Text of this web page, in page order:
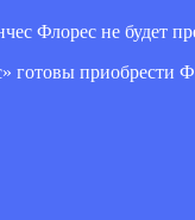
Флорес не будет
готовы приобрести